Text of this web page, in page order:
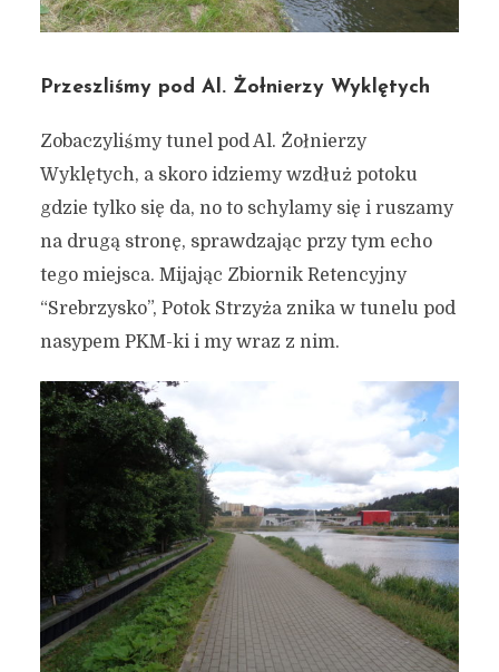
Przeszliśmy pod Al. Żołnierzy Wyklętych
Zobaczyliśmy tunel pod Al. Żołnierzy
Wyklętych, a skoro idziemy wzdłuż potoku
gdzie tylko się da, no to schylamy się i ruszamy
na drugą stronę, sprawdzając przy tym echo
tego miejsca. Mijając Zbiornik Retencyjny
“Srebrzysko”, Potok Strzyża znika w tunelu pod
nasypem PKM-ki i my wraz z nim.